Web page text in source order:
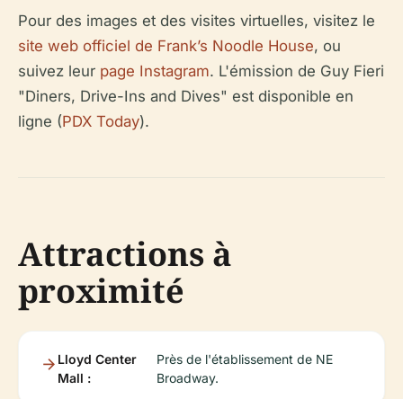
Pour des images et des visites virtuelles, visitez le
site web officiel de Frank’s Noodle House, ou
suivez leur page Instagram. L'émission de Guy Fieri
"Diners, Drive-Ins and Dives" est disponible en
ligne (PDX Today).
Attractions à
proximité
Lloyd Center
Mall :
Près de l'établissement de NE
Broadway.